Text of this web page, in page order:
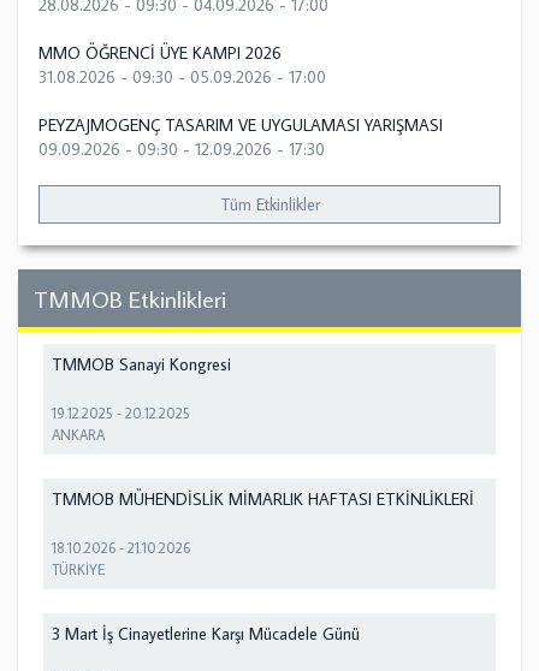
28.08.2026 - 09:30 - 04.09.2026 - 17:00
MMO ÖĞRENCİ ÜYE KAMPI 2026
31.08.2026 - 09:30 - 05.09.2026 - 17:00
PEYZAJMOGENÇ TASARIM VE UYGULAMASI YARIŞMASI
09.09.2026 - 09:30 - 12.09.2026 - 17:30
Tüm Etkinlikler
TMMOB Etkinlikleri
TMMOB Sanayi Kongresi
19.12.2025 -20.12.2025
ANKARA
TMMOB MÜHENDİSLİK MİMARLIK HAFTASI ETKİNLİKLERİ
18.10.2026 -21.10.2026
TÜRKİYE
3 Mart İş Cinayetlerine Karşı Mücadele Günü